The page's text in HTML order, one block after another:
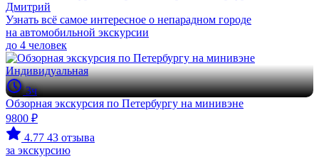
Дмитрий
Узнать всё самое интересное о непарадном городе
на автомобильной экскурсии
до 4 человек
Индивидуальная
3ч
Обзорная экскурсия по Петербургу на минивэне
9800 ₽
4.77 43 отзыва
за экскурсию